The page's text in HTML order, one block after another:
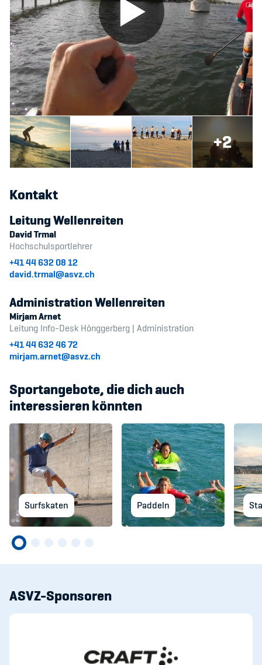
+2
Kontakt
Leitung Wellenreiten
David Trmal
Hochschulsportlehrer
+41 44 632 08 12
david.trmal@asvz.ch
Administration Wellenreiten
Mirjam Arnet
Leitung Info-Desk Hönggerberg | Administration
+41 44 632 46 72
mirjam.arnet@asvz.ch
Sportangebote, die dich auch
interessieren könnten
Surfskaten Paddeln
ASVZ-Sponsoren